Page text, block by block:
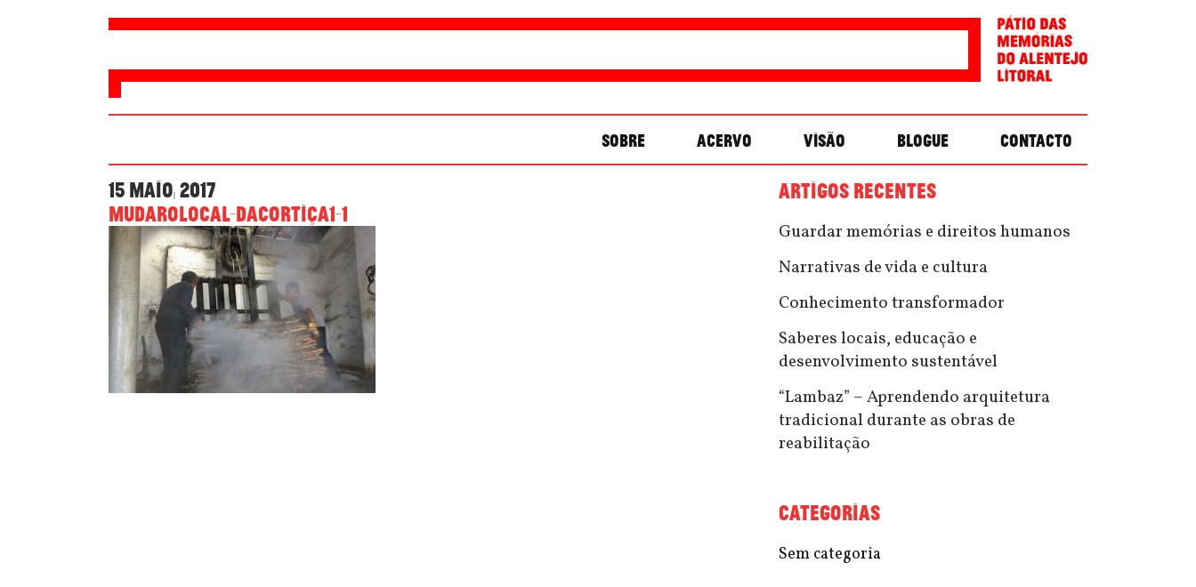
SOBRE ACERVO VISÃO BLOGUE CONTACTO
15 Maio, 2017
Mudarolocal-dacortiça1-1
ARTIGOS RECENTES
Guardar memórias e direitos humanos
Narrativas de vida e cultura
Conhecimento transformador
Saberes locais, educação e
desenvolvimento sustentável
“Lambaz” – Aprendendo arquitetura
tradicional durante as obras de
reabilitação
CATEGORIAS
Sem categoria